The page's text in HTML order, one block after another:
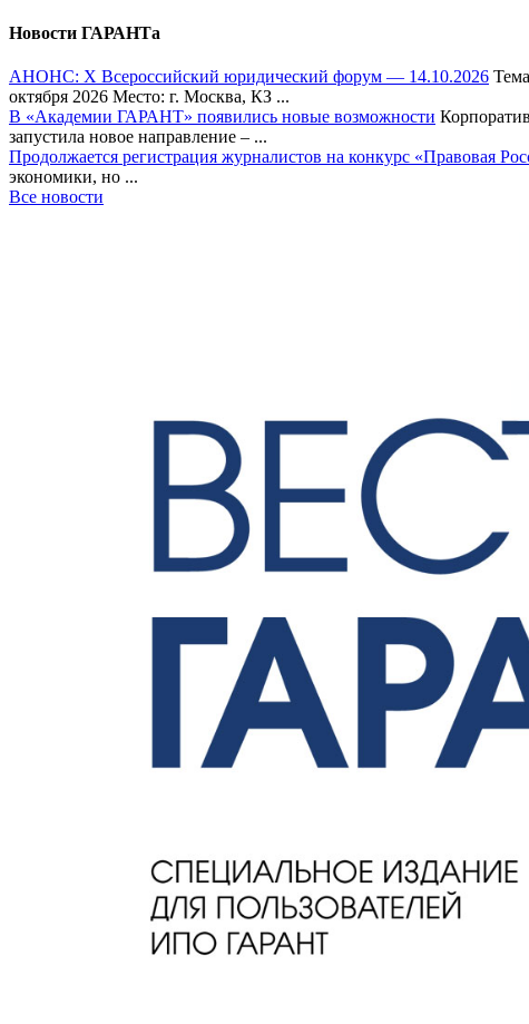
Новости ГАРАНТа
АНОНС: Х Всероссийский юридический форум — 14.10.2026
октября 2026 Место: г. Москва, КЗ ...
В «Академии ГАРАНТ» появились новые возможности
запустила новое направление – ...
Продолжается регистрация журналистов на конкурс «Правовая
экономики, но ...
Все новости